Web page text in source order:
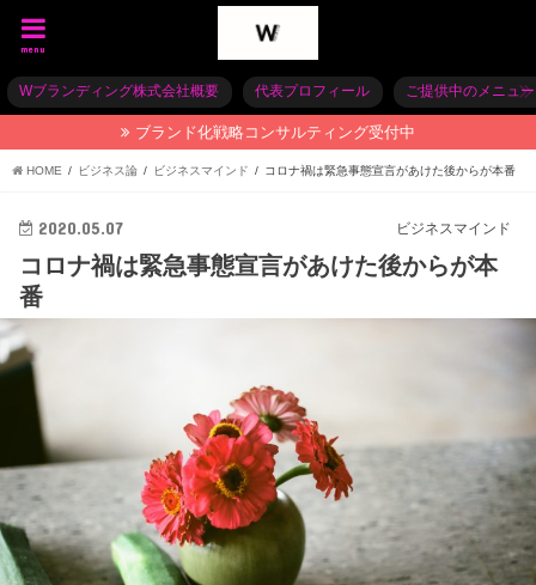
menu
Wブランディング株式会社概要 代表プロフィール ご提供中のメニュー
ブランド化戦略コンサルティング受付中
HOME ビジネス論 ビジネスマインド コロナ禍は緊急事態宣言があけた後からが本番
ビジネスマインド
2020.05.07
コロナ禍は緊急事態宣言があけた後からが本
番